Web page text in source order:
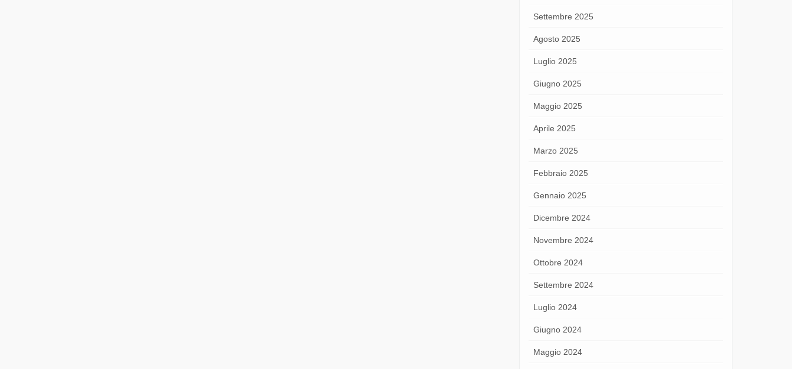
Settembre 2025
Agosto 2025
Luglio 2025
Giugno 2025
Maggio 2025
Aprile 2025
Marzo 2025
Febbraio 2025
Gennaio 2025
Dicembre 2024
Novembre 2024
Ottobre 2024
Settembre 2024
Luglio 2024
Giugno 2024
Maggio 2024